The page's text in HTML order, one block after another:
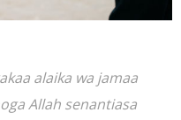
alaika wa jamaa
Allah senantiasa